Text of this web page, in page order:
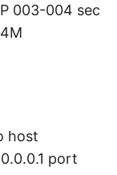
003-004 sec
host
port